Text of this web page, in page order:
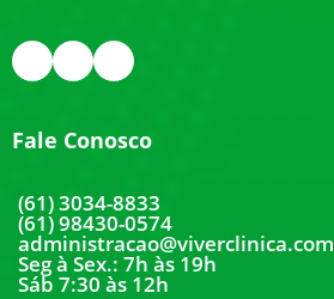
Fale Conosco
(61) 3034-8833
(61) 98430-0574
administracao@viverclinica.com
Seg à Sex.: 7h às 19h
Sáb 7:30 às 12h